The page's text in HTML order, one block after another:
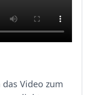
Video zum